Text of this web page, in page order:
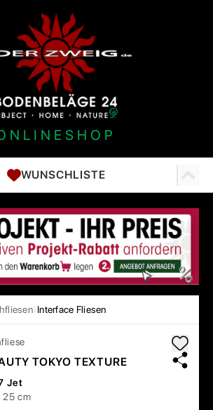
WUNSCHLISTE
Interface Fliesen
TOKYO TEXTURE
Jet
25 cm